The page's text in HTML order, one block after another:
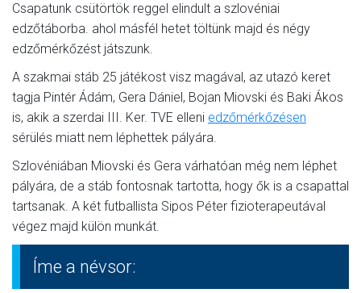
Csapatunk csütörtök reggel elindult a szlovéniai
edzőtáborba. ahol másfél hetet töltünk majd és négy
edzőmérkőzést játszunk.
A szakmai stáb 25 játékost visz magával, az utazó keret
tagja Pintér Ádám, Gera Dániel, Bojan Miovski és Baki Ákos
is, akik a szerdai III. Ker. TVE elleni edzőmérkőzésen
sérülés miatt nem léphettek pályára.
Szlovéniában Miovski és Gera várhatóan még nem léphet
pályára, de a stáb fontosnak tartotta, hogy ők is a csapattal
tartsanak. A két futballista Sipos Péter fizioterapeutával
végez majd külön munkát.
Íme a névsor: